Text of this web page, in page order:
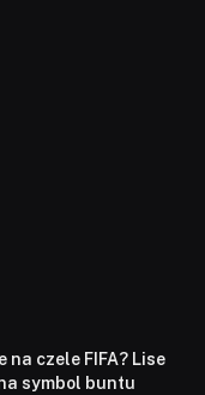
na czele FIFA? Lise
symbol buntu